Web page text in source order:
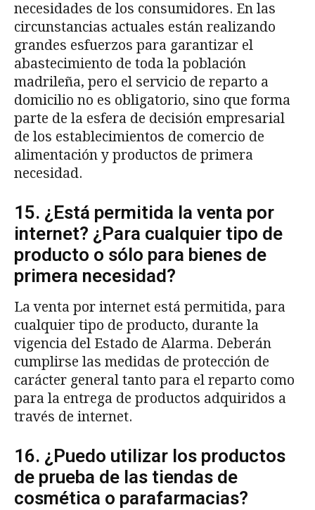
necesidades de los consumidores. En las
circunstancias actuales están realizando
grandes esfuerzos para garantizar el
abastecimiento de toda la población
madrileña, pero el servicio de reparto a
domicilio no es obligatorio, sino que forma
parte de la esfera de decisión empresarial
de los establecimientos de comercio de
alimentación y productos de primera
necesidad.
15. ¿Está permitida la venta por
internet? ¿Para cualquier tipo de
producto o sólo para bienes de
primera necesidad?
La venta por internet está permitida, para
cualquier tipo de producto, durante la
vigencia del Estado de Alarma. Deberán
cumplirse las medidas de protección de
carácter general tanto para el reparto como
para la entrega de productos adquiridos a
través de internet.
16. ¿Puedo utilizar los productos
de prueba de las tiendas de
cosmética o parafarmacias?